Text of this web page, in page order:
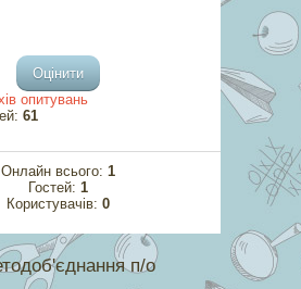
опитувань
61
Онлайн всього: 1
Гостей: 1
Користувачів: 0
п/о